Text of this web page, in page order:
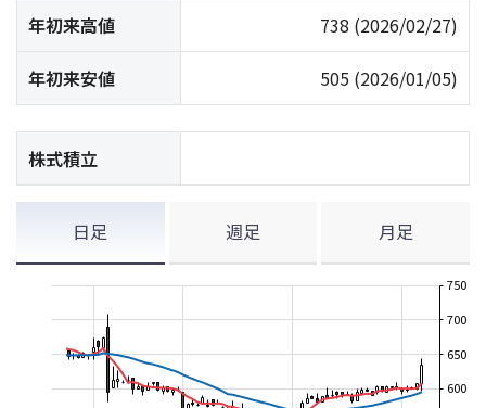
年初来高値 738 (2026/02/27)
年初来安値 505 (2026/01/05)
株式積立
日足 週足 月足
600
650
700
750